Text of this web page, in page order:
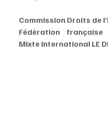
Commission Droits de
Fédération française
Mixte International LE